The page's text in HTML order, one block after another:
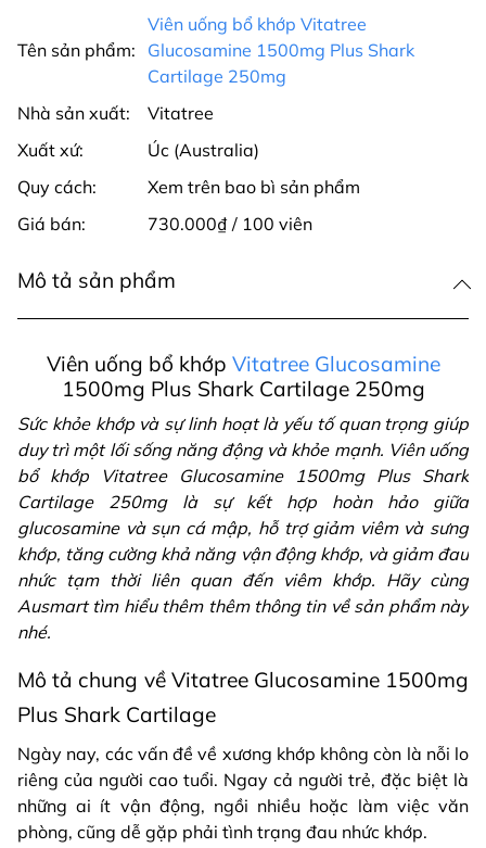
Tên sản phẩm:
Viên uống bổ khớp Vitatree
Glucosamine 1500mg Plus Shark
Cartilage 250mg
Nhà sản xuất:
Vitatree
Xuất xứ:
Úc (Australia)
Quy cách:
Xem trên bao bì sản phẩm
Giá bán:
730.000₫ / 100 viên
Mô tả sản phẩm
Viên uống bổ khớp Vitatree Glucosamine
1500mg Plus Shark Cartilage 250mg
Sức khỏe khớp và sự linh hoạt là yếu tố quan trọng giúp
duy trì một lối sống năng động và khỏe mạnh. Viên uống
bổ khớp Vitatree Glucosamine 1500mg Plus Shark
Cartilage 250mg là sự kết hợp hoàn hảo giữa
glucosamine và sụn cá mập, hỗ trợ giảm viêm và sưng
khớp, tăng cường khả năng vận động khớp, và giảm đau
nhức tạm thời liên quan đến viêm khớp. Hãy cùng
Ausmart tìm hiểu thêm thêm thông tin về sản phẩm này
nhé.
Mô tả chung về Vitatree Glucosamine 1500mg
Plus Shark Cartilage
Ngày nay, các vấn đề về xương khớp không còn là nỗi lo
riêng của người cao tuổi. Ngay cả người trẻ, đặc biệt là
những ai ít vận động, ngồi nhiều hoặc làm việc văn
phòng, cũng dễ gặp phải tình trạng đau nhức khớp.